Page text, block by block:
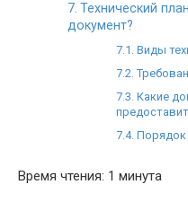
Технический
документ?
Виды
Какие
Порядок
Время чтения: 1 минута